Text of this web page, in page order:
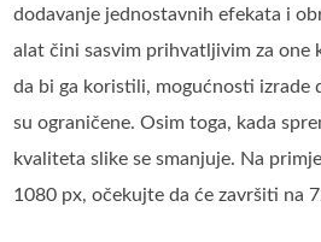
dodavanje jednostavnih efekata i
alat čini sasvim prihvatljivim za one
da bi ga koristili, mogućnosti izrade
su ograničene. Osim toga, kada
kvaliteta slike se smanjuje. Na
1080 px, očekujte da će završiti na